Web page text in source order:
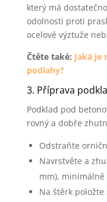
který má
odolnosti proti
ocelové výztuže
Čtěte také: Jaká
podlahy?
3. Příprava
Podklad pod
rovný a dobře
Odstraňte
Navrstvěte a
mm), minimálně
Na štěrk